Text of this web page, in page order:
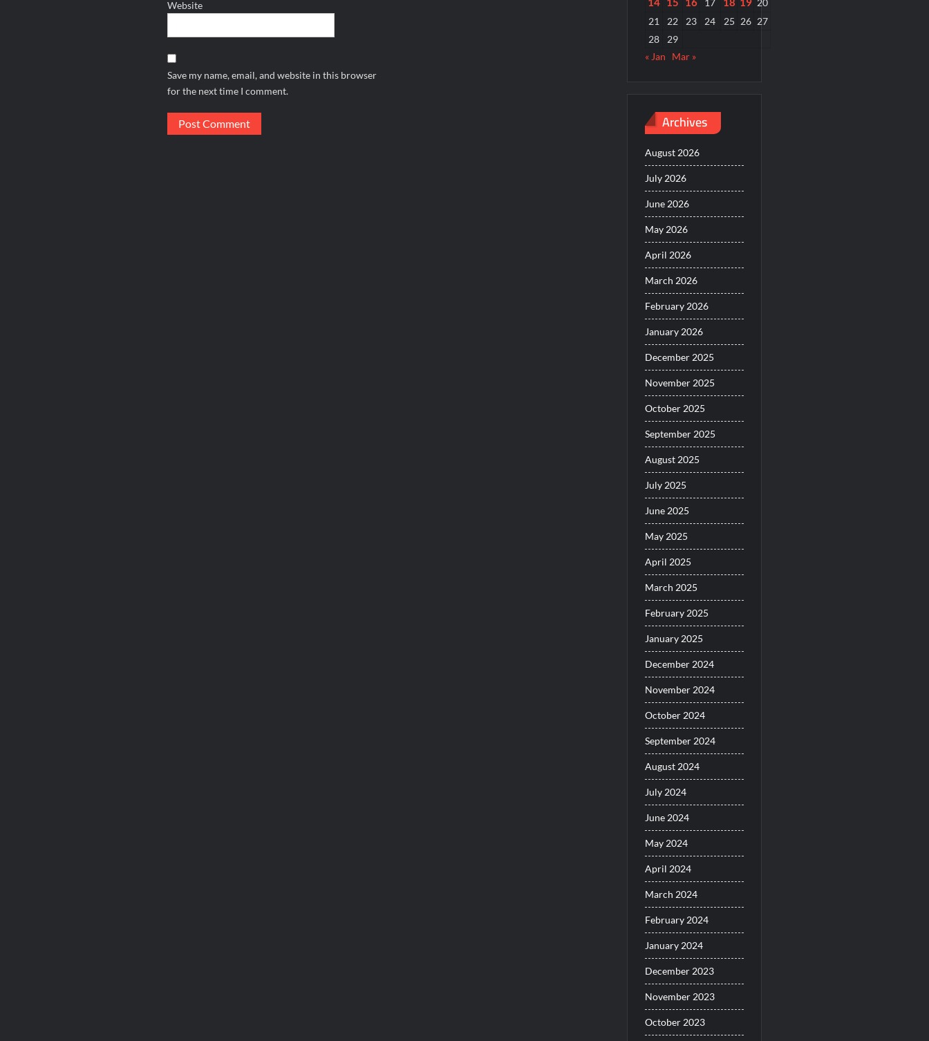
Website
Save my name, email, and website in this browser
for the next time I comment.
21
22 23 24 25 26 27
28
29
« Jan
Mar »
Archives
August 2026
July 2026
June 2026
May 2026
April 2026
March 2026
February 2026
January 2026
December 2025
November 2025
October 2025
September 2025
August 2025
July 2025
June 2025
May 2025
April 2025
March 2025
February 2025
January 2025
December 2024
November 2024
October 2024
September 2024
August 2024
July 2024
June 2024
May 2024
April 2024
March 2024
February 2024
January 2024
December 2023
November 2023
October 2023